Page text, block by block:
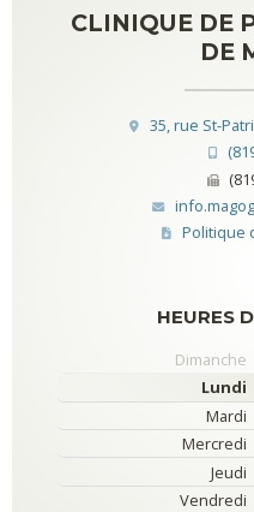
CLINIQUE DE
DE
35, rue St-
Politique
HEURES
Dimanche
Lundi
Mardi
Mercredi
Jeudi
Vendredi